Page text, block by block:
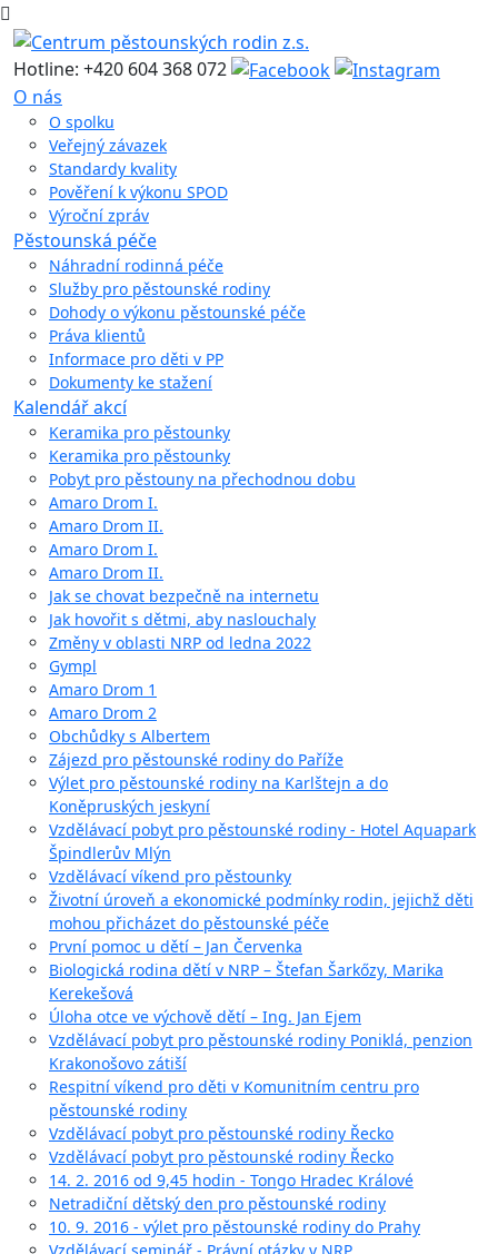
Hotline: +420 604 368 072
O nás
O spolku
Veřejný závazek
Standardy kvality
Pověření k výkonu SPOD
Výroční zpráv
Pěstounská péče
Náhradní rodinná péče
Služby pro pěstounské rodiny
Dohody o výkonu pěstounské péče
Práva klientů
Informace pro děti v PP
Dokumenty ke stažení
Kalendář akcí
Keramika pro pěstounky
Keramika pro pěstounky
Pobyt pro pěstouny na přechodnou dobu
Amaro Drom I.
Amaro Drom II.
Amaro Drom I.
Amaro Drom II.
Jak se chovat bezpečně na internetu
Jak hovořit s dětmi, aby naslouchaly
Změny v oblasti NRP od ledna 2022
Gympl
Amaro Drom 1
Amaro Drom 2
Obchůdky s Albertem
Zájezd pro pěstounské rodiny do Paříže
Výlet pro pěstounské rodiny na Karlštejn a do
Koněpruských jeskyní
Vzdělávací pobyt pro pěstounské rodiny - Hotel Aquapark
Špindlerův Mlýn
Vzdělávací víkend pro pěstounky
Životní úroveň a ekonomické podmínky rodin, jejichž děti
mohou přicházet do pěstounské péče
První pomoc u dětí – Jan Červenka
Biologická rodina dětí v NRP – Štefan Šarkőzy, Marika
Kerekešová
Úloha otce ve výchově dětí – Ing. Jan Ejem
Vzdělávací pobyt pro pěstounské rodiny Poniklá, penzion
Krakonošovo zátiší
Respitní víkend pro děti v Komunitním centru pro
pěstounské rodiny
Vzdělávací pobyt pro pěstounské rodiny Řecko
Vzdělávací pobyt pro pěstounské rodiny Řecko
14. 2. 2016 od 9,45 hodin - Tongo Hradec Králové
Netradiční dětský den pro pěstounské rodiny
10. 9. 2016 - výlet pro pěstounské rodiny do Prahy